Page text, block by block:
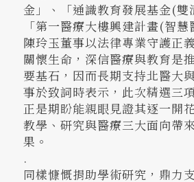
金」、「通識教育發展基金(雙
「第一醫療大樓興建計畫(智慧
陳玲玉董事以法律專業守護正
關懷生命，深信醫療與教育是
要基石，因而長期支持北醫大
事於致詞時表示，此次精選三
正是期盼能親眼見證其逐一開
教學、研究與醫療三大面向帶
果。
.
同樣慷慨捐助學術研究，鼎力